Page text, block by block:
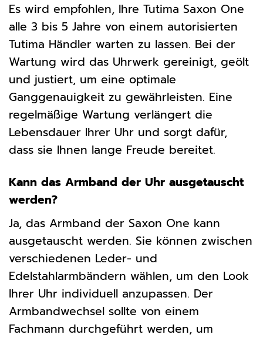
Es wird empfohlen, Ihre Tutima Saxon One
alle 3 bis 5 Jahre von einem autorisierten
Tutima Händler warten zu lassen. Bei der
Wartung wird das Uhrwerk gereinigt, geölt
und justiert, um eine optimale
Ganggenauigkeit zu gewährleisten. Eine
regelmäßige Wartung verlängert die
Lebensdauer Ihrer Uhr und sorgt dafür,
dass sie Ihnen lange Freude bereitet.
Kann das Armband der Uhr ausgetauscht
werden?
Ja, das Armband der Saxon One kann
ausgetauscht werden. Sie können zwischen
verschiedenen Leder- und
Edelstahlarmbändern wählen, um den Look
Ihrer Uhr individuell anzupassen. Der
Armbandwechsel sollte von einem
Fachmann durchgeführt werden, um